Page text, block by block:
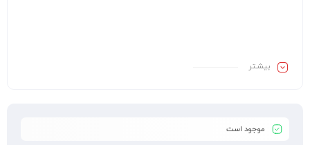
بیشـتر
موجود است